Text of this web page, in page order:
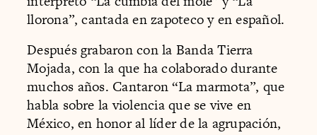
llorona”, cantada en zapoteco y en español.
Después grabaron con la Banda Tierra
Mojada, con la que ha colaborado durante
muchos años. Cantaron “La marmota”, que
habla sobre la violencia que se vive en
México, en honor al líder de la agrupación,